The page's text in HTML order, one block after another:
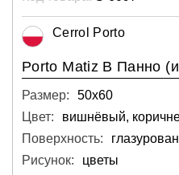
Cerrol Porto
Porto Matiz B Панно
Размер:
50х60
Цвет:
вишнёвый,
Поверхность:
Рисунок:
цветы